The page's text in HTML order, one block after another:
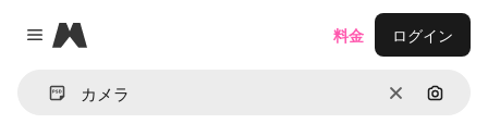
Close menu
Magnific
消去 画像で
料金 ログイン